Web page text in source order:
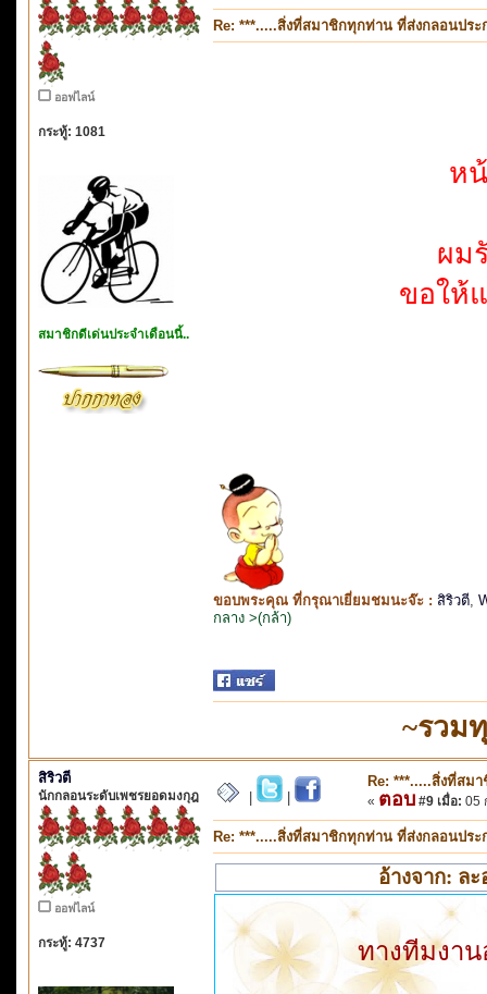
ออฟไลน์
กระทู้: 1081
สมาชิกดีเด่นประจำเดือนนี้..
Re: ***.....สิ่งที่สมาชิกทุกท่าน ที่ส่งกลอนปร
ห
ผม
ขอให้
ขอบพระคุณ ที่กรุณาเยี่ยมชมนะจ๊ะ : สิริวตี
กลาง >(กล้า)
~รวม
สิริวตี
นักกลอนระดับเพชรยอดมงกุฎ
ออฟไลน์
กระทู้: 4737
Re: ***.....สิ่งที่สม
« ตอบ #9 เมื่อ: 05
Re: ***.....สิ่งที่สมาชิกทุกท่าน ที่ส่งกลอนปร
อ้างจาก: ล
ทางทีมงา